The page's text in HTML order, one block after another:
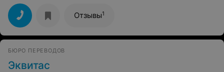
самой заниматься не было, надо было уезжать. Все
сделали как и договаривались. Очень выручили
Отзывы1
БЮРО ПЕРЕВОДОВ
Эквитас